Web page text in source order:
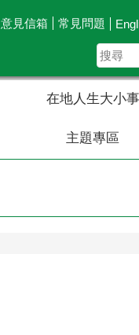
意見信箱 常見問題
在地人生大小事
主題專區